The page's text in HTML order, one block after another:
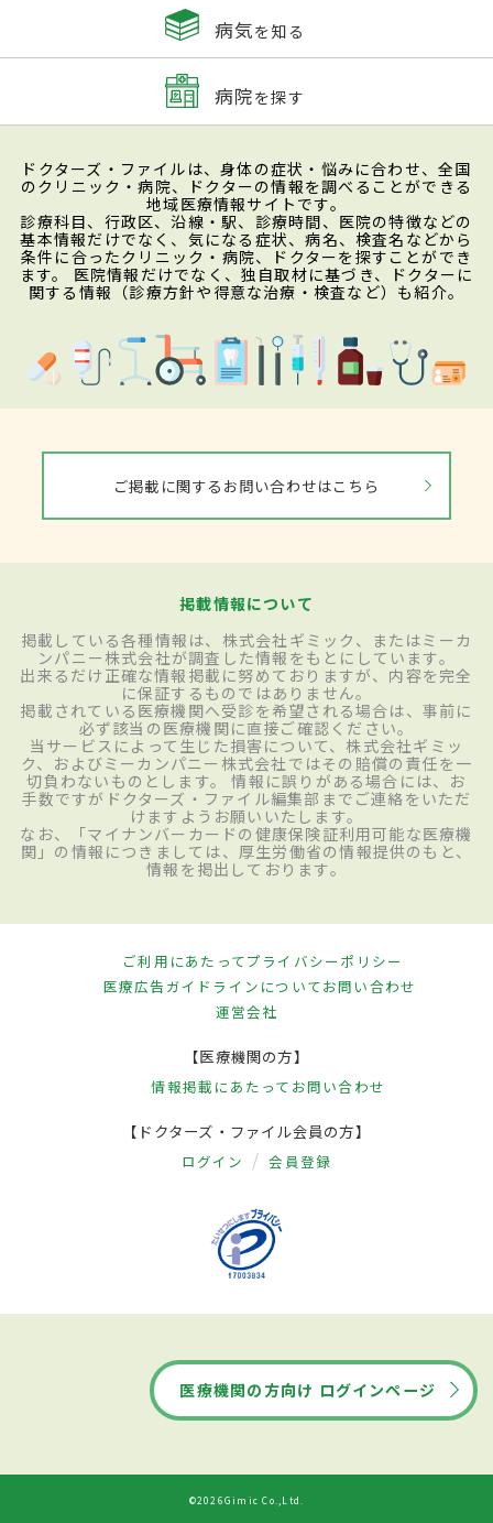
病気を知る
病院を探す
ドクターズ・ファイルは、身体の症状・悩みに合わせ、全国
のクリニック・病院、ドクターの情報を調べることができる
地域医療情報サイトです。
診療科目、行政区、沿線・駅、診療時間、医院の特徴などの
基本情報だけでなく、気になる症状、病名、検査名などから
条件に合ったクリニック・病院、ドクターを探すことができ
ます。 医院情報だけでなく、独自取材に基づき、ドクターに
関する情報（診療方針や得意な治療・検査など）も紹介。
ご掲載に関するお問い合わせはこちら
掲載情報について
掲載している各種情報は、株式会社ギミック、またはミーカ
ンパニー株式会社が調査した情報をもとにしています。
出来るだけ正確な情報掲載に努めておりますが、内容を完全
に保証するものではありません。
掲載されている医療機関へ受診を希望される場合は、事前に
必ず該当の医療機関に直接ご確認ください。
当サービスによって生じた損害について、株式会社ギミッ
ク、およびミーカンパニー株式会社ではその賠償の責任を一
切負わないものとします。 情報に誤りがある場合には、お
手数ですがドクターズ・ファイル編集部までご連絡をいただ
けますようお願いいたします。
なお、「マイナンバーカードの健康保険証利用可能な医療機
関」の情報につきましては、厚生労働省の情報提供のもと、
情報を掲出しております。
ご利用にあたってプライバシーポリシー
医療広告ガイドラインについてお問い合わせ
運営会社
【医療機関の方】
情報掲載にあたって お問い合わせ
【ドクターズ・ファイル会員の方】
ログイン 会員登録
医療機関の方向け ログインページ
©2026Gimic Co.,Ltd.